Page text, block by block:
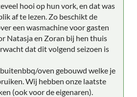
hooi op hun vork, en dat was
af te lezen. Zo beschikt de
een wasmachine voor gasten
Natasja en Zoran bij hen thuis
dat dit volgend seizoen is
oven gebouwd welke je
Wij hebben onze laatste
(ook voor de eigenaren).